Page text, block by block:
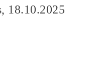
18.10.2025